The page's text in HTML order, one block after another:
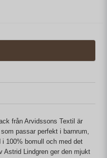
från Arvidssons Textil är
passar perfekt i barnrum,
100% bomull och med det
Astrid Lindgren ger den mjukt